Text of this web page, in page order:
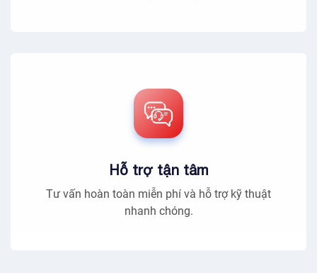
Hỗ trợ tận tâm
Tư vấn hoàn toàn miễn phí và hỗ trợ kỹ thuật
nhanh chóng.